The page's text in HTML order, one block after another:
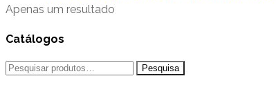
Apenas um resultado
Catálogos
Pesquisar
por: